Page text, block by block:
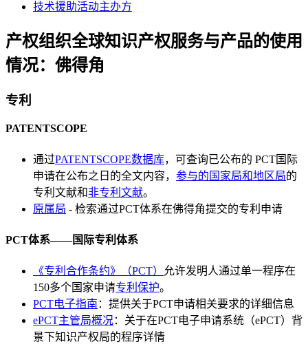
技术援助活动主办方
产权组织全球知识产权服务与产品的使用
情况：佛得角
专利
PATENTSCOPE
通过PATENTSCOPE数据库，可查询已公布的 PCT国际
申请在公布之日的全文内容， 参与的国家局和地区局的
专利文献和非专利文献。
原属局 - 检索通过PCT体系在佛得角提交的专利申请
PCT体系——国际专利体系
《专利合作条约》（PCT）
允许发明人通过单一程序在
150多个国家申请专利保护。
PCT电子指南 ：提供关于PCT申请相关要求的详细信息
ePCT主管局概况：关于在PCT电子申请系统（ePCT）背
景下知识产权局的程序详情